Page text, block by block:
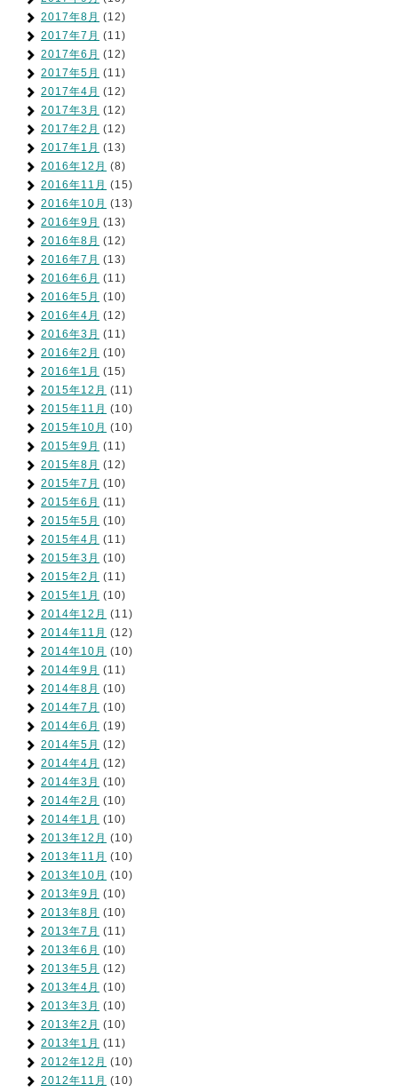
2017年8月 (12)
2017年7月 (11)
2017年6月 (12)
2017年5月 (11)
2017年4月 (12)
2017年3月 (12)
2017年2月 (12)
2017年1月 (13)
2016年12月 (8)
2016年11月 (15)
2016年10月 (13)
2016年9月 (13)
2016年8月 (12)
2016年7月 (13)
2016年6月 (11)
2016年5月 (10)
2016年4月 (12)
2016年3月 (11)
2016年2月 (10)
2016年1月 (15)
2015年12月 (11)
2015年11月 (10)
2015年10月 (10)
2015年9月 (11)
2015年8月 (12)
2015年7月 (10)
2015年6月 (11)
2015年5月 (10)
2015年4月 (11)
2015年3月 (10)
2015年2月 (11)
2015年1月 (10)
2014年12月 (11)
2014年11月 (12)
2014年10月 (10)
2014年9月 (11)
2014年8月 (10)
2014年7月 (10)
2014年6月 (19)
2014年5月 (12)
2014年4月 (12)
2014年3月 (10)
2014年2月 (10)
2014年1月 (10)
2013年12月 (10)
2013年11月 (10)
2013年10月 (10)
2013年9月 (10)
2013年8月 (10)
2013年7月 (11)
2013年6月 (10)
2013年5月 (12)
2013年4月 (10)
2013年3月 (10)
2013年2月 (10)
2013年1月 (11)
2012年12月 (10)
2012年11月 (10)